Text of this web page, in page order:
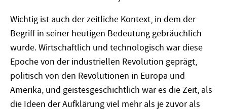
Wichtig ist auch der zeitliche Kontext, in dem der
Begriff in seiner heutigen Bedeutung gebräuchlich
wurde. Wirtschaftlich und technologisch war diese
Epoche von der industriellen Revolution geprägt,
politisch von den Revolutionen in Europa und
Amerika, und geistesgeschichtlich war es die Zeit, als
die Ideen der Aufklärung viel mehr als je zuvor als